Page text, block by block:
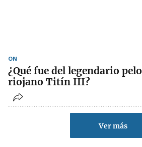
ON
¿Qué fue del legendario
riojano Titín III?
Ver más